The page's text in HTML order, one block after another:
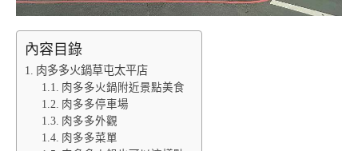
內容目錄
肉多多火鍋草屯太平店
肉多多火鍋附近景點美食
肉多多停車場
肉多多外觀
肉多多菜單